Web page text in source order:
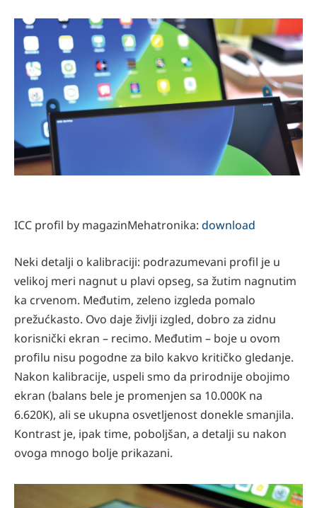
ICC proﬁl by magazinMehatronika: download
Neki detalji o kalibraciji: podrazumevani proﬁl je u
velikoj meri nagnut u plavi opseg, sa žutim nagnutim
ka crvenom. Međutim, zeleno izgleda pomalo
prežućkasto. Ovo daje življi izgled, dobro za zidnu
korisnički ekran – recimo. Međutim – boje u ovom
proﬁlu nisu pogodne za bilo kakvo kritičko gledanje.
Nakon kalibracije, uspeli smo da prirodnije obojimo
ekran (balans bele je promenjen sa 10.000K na
6.620K), ali se ukupna osvetljenost donekle smanjila.
Kontrast je, ipak time, poboljšan, a detalji su nakon
ovoga mnogo bolje prikazani.